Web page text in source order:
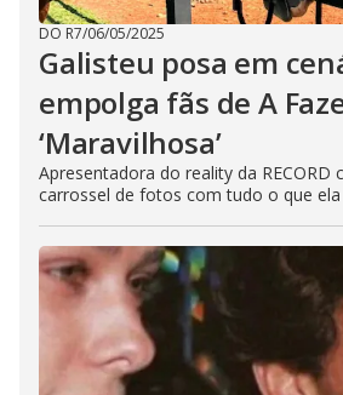
DO R7/06/05/2025
Galisteu posa em
empolga fãs de A
‘Maravilhosa’
Apresentadora do reality da RECORD
carrossel de fotos com tudo o que